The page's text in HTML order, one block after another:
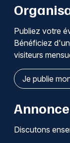
Publiez votre
Bénéficiez
visiteurs
Je publie
Discutons